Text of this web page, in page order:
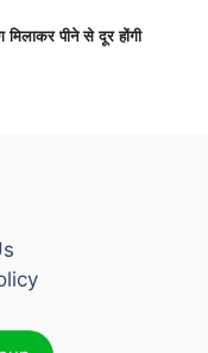
पीने से दूर होंगी